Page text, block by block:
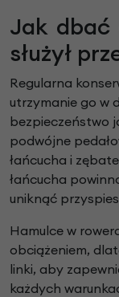
Jak
służył
Regularna
utrzymanie go w
bezpieczeństwo
podwójne
łańcucha i
łańcucha
uniknąć
Hamulce w
obciążeniem,
linki, aby
każdych